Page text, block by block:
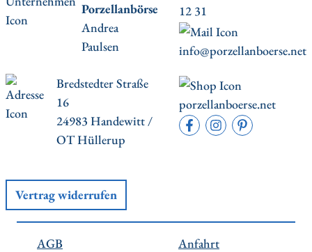
Porzellanbörse
Andrea
Paulsen
12 31
info@porzellanboerse.net
Bredstedter Straße
16
24983 Handewitt /
OT Hüllerup
porzellanboerse.net
Vertrag widerrufen
AGB
Anfahrt